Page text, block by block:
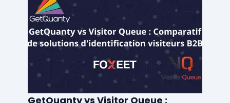
GetQuanty vs Visitor Queue :